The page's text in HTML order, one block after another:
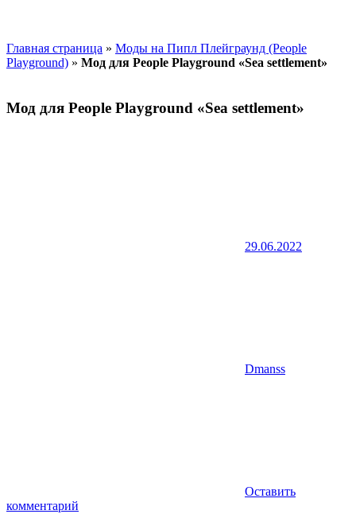
Главная страница » Моды на Пипл Плейграунд (People
Playground) » Мод для People Playground «Sea settlement»
Мод для People Playground «Sea settlement»
29.06.2022
Dmanss
Оставить
комментарий